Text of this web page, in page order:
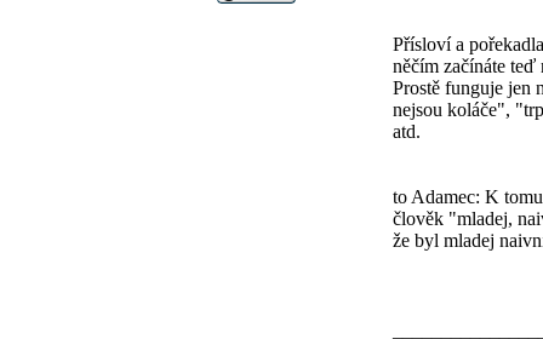
Přísloví a
něčím začínáte teď
Prostě funguje jen
nejsou koláče",
atd.
to Adamec: K
člověk "mladej,
že byl mladej